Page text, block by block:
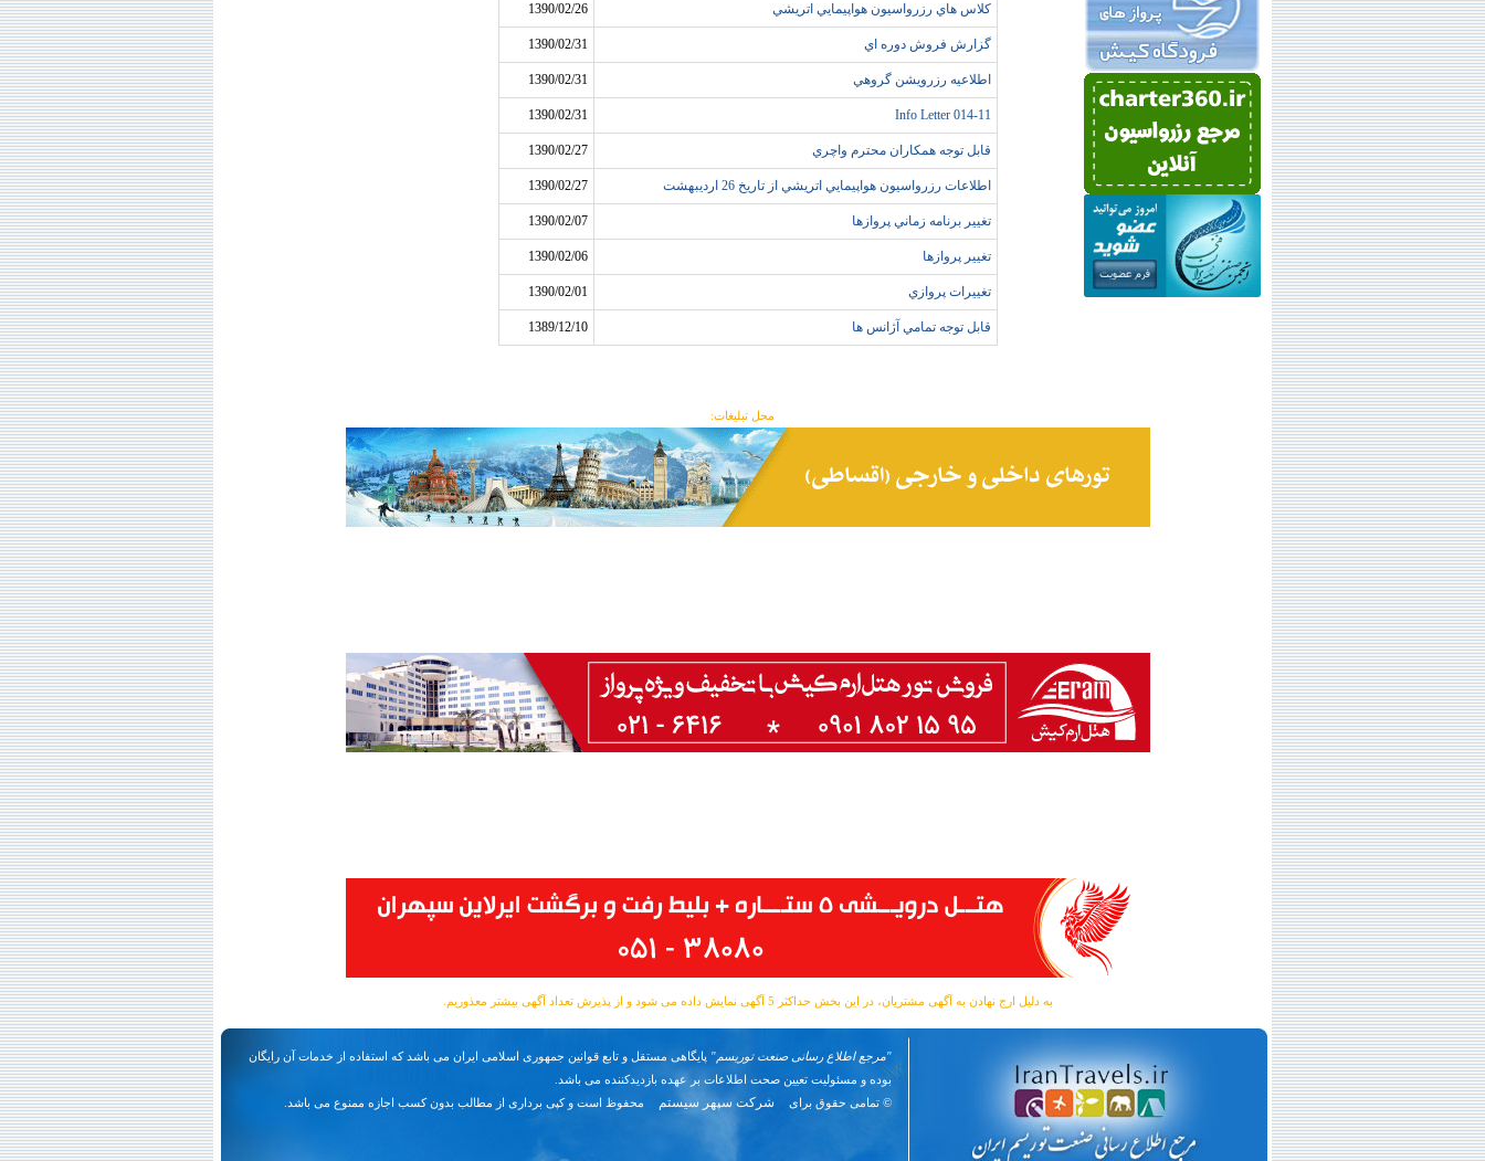
کلاس هاي رزرواسيون هواپيمايي اتريشي 1390/02/26
گزارش فروش دوره اي 1390/02/31
اطلاعيه رزرويشن گروهي 1390/02/31
Info Letter 014-11
1390/02/31
قابل توجه همکاران محترم واچري 1390/02/27
اطلاعات رزرواسيون هواپيمايي اتريشي از تاريخ 26 ارديبهشت 1390/02/27
تغيير برنامه زماني پروازها 1390/02/07
تغيير پروازها 1390/02/06
تغييرات پروازي 1390/02/01
قابل توجه تمامي آژانس ها 1389/12/10
محل تبلیغات:
به دلیل ارج نهادن به آگهی مشتریان، در این بخش حداکثر 5 آگهی نمایش داده می شود و از پذیرش تعداد آگهی بیشتر معذوریم.
"مرجع اطلاع رسانی صنعت توریسم" پایگاهی مستقل و تابع قوانین جمهوری اسلامی ایران می باشد که استفاده از خدمات آن رایگان
بوده و مسئوليت تعیین صحت اطلاعات بر عهده بازدیدکننده می باشد.
© تمامی حقوق برای
شرکت سپهر سیستم محفوظ است و کپی برداری از مطالب بدون کسب اجازه ممنوع می باشد.